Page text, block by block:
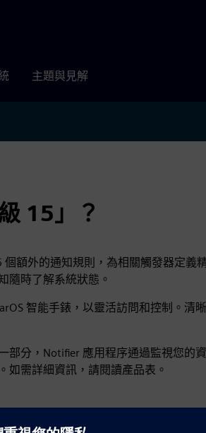
主題與見解
15」？
額外的通知規則，為相關觸發器定義
隨時了解系統狀態。
智能手錶，以靈活訪問和控制。清
部分，Notifier 應用程序通過監視您的
如需詳細資訊，請閱讀產品表。